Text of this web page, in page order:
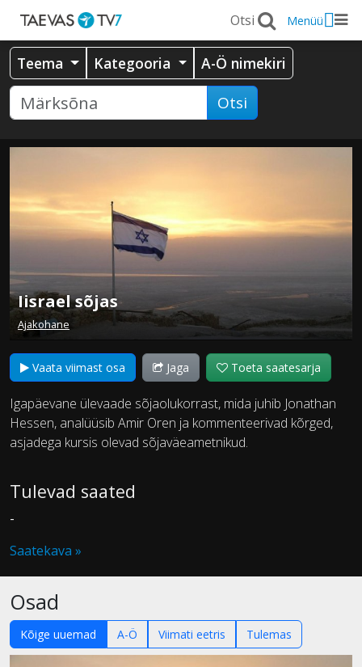
Menüü
Teema Kategooria A-Ö nimekiri
Otsi
Iisrael sõjas
Ajakohane
Vaata viimast osa Jaga Toeta saatesarja
Igapäevane ülevaade sõjaolukorrast, mida juhib Jonathan
Hessen, analüüsib Amir Oren ja kommenteerivad kõrged,
asjadega kursis olevad sõjaväeametnikud.
Tulevad saated
-
Saatekava »
Osad
Kõige uuemad A-Ö Viimati eetris Tulemas